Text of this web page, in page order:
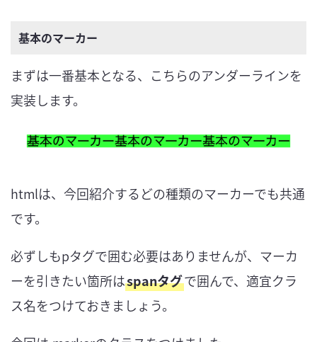
基本のマーカー
まずは一番基本となる、こちらのアンダーラインを
実装します。
htmlは、今回紹介するどの種類のマーカーでも共通
です。
必ずしもpタグで囲む必要はありませんが、マーカ
ーを引きたい箇所はspanタグで囲んで、適宜クラ
ス名をつけておきましょう。